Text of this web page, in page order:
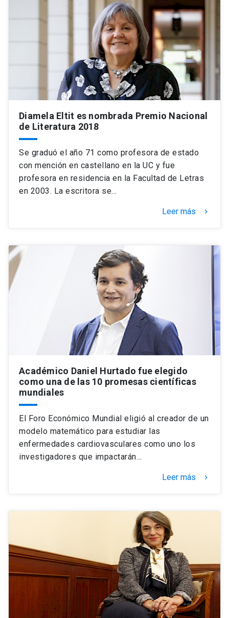
Diamela Eltit es nombrada Premio Nacional
de Literatura 2018
Se graduó el año 71 como profesora de estado
con mención en castellano en la UC y fue
profesora en residencia en la Facultad de Letras
en 2003. La escritora se…
Leer más keyboard_arrow_right
Académico Daniel Hurtado fue elegido
como una de las 10 promesas científicas
mundiales
El Foro Económico Mundial eligió al creador de un
modelo matemático para estudiar las
enfermedades cardiovasculares como uno los
investigadores que impactarán…
Leer más keyboard_arrow_right